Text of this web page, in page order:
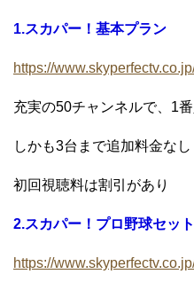
1.スカパー！基本プラン
https://
充実の50チャンネルで、1番
しかも3台まで追加料金なし
初回視聴料は割引があり
2.スカパー！プロ野球セット
https://